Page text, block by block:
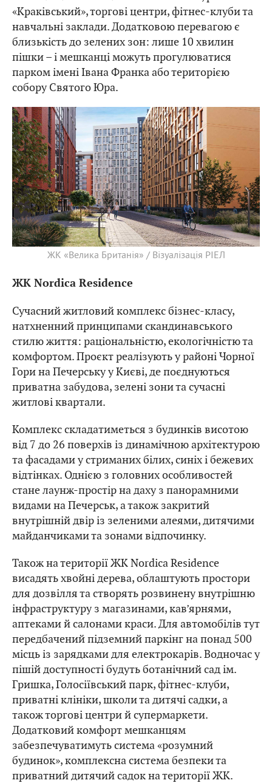
«Краківський», торгові центри, фітнес-клуби та
навчальні заклади. Додатковою перевагою є
близькість до зелених зон: лише 10 хвилин
пішки – і мешканці можуть прогулюватися
парком імені Івана Франка або територією
собору Святого Юра.
ЖК «Велика Британія» / Візуалізація РІЕЛ
ЖК Nordica Residence
Сучасний житловий комплекс бізнес-класу,
натхненний принципами скандинавського
стилю життя: раціональністю, екологічністю та
комфортом. Проєкт реалізують у районі Чорної
Гори на Печерську у Києві, де поєднуються
приватна забудова, зелені зони та сучасні
житлові квартали.
Комплекс складатиметься з будинків висотою
від 7 до 26 поверхів із динамічною архітектурою
та фасадами у стриманих білих, синіх і бежевих
відтінках. Однією з головних особливостей
стане лаунж-простір на даху з панорамними
видами на Печерськ, а також закритий
внутрішній двір із зеленими алеями, дитячими
майданчиками та зонами відпочинку.
Також на території ЖК Nordica Residence
висадять хвойні дерева, облаштують простори
для дозвілля та створять розвинену внутрішню
інфраструктуру з магазинами, кав’ярнями,
аптеками й салонами краси. Для автомобілів тут
передбачений підземний паркінг на понад 500
місць із зарядками для електрокарів. Водночас у
пішій доступності будуть ботанічний сад ім.
Гришка, Голосіївський парк, фітнес-клуби,
приватні клініки, школи та дитячі садки, а
також торгові центри й супермаркети.
Додатковий комфорт мешканцям
забезпечуватимуть система «розумний
будинок», комплексна система безпеки та
приватний дитячий садок на території ЖК.